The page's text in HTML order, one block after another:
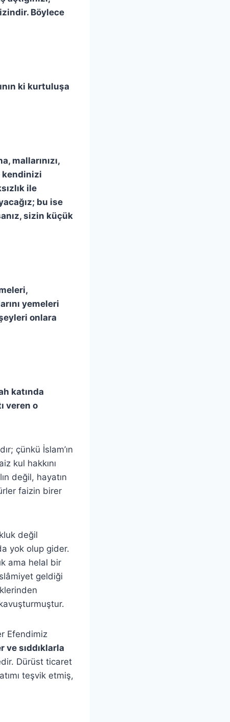
Böylece
ki kurtuluşa
mallarınızı,
kendinizi
ile
bu ise
sizin küçük
yemeleri
onlara
katında
veren o
çünkü İslam’ın
kul hakkını
değil, hayatın
faizin birer
değil
yok olup gider.
ama helal bir
geldiği
Efendimiz
ve sıddıklarla
Dürüst ticaret
teşvik etmiş,